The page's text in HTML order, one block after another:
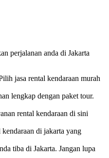
perjalanan anda di Jakarta
jasa rental kendaraan murah
lengkap dengan paket tour.
rental kendaraan di sini
di jakarta yang
tiba di Jakarta. Jangan lupa